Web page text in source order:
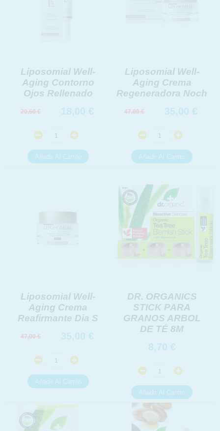
Liposomial Well-
Aging Contorno
Ojos Rellenado
20,50€ 18,00 €
Liposomial Well-
Aging Crema
Regeneradora Noch
47,00€ 35,00 €
Liposomial Well-
Aging Crema
Reafirmante Dia S
47,00€ 35,00 €
DR. ORGANICS
STICK PARA
GRANOS ARBOL
DE TÉ 8M
8,70 €